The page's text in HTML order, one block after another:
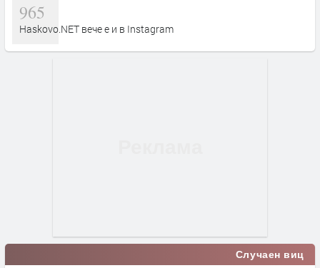
965
Haskovo.NET вече е и в Instagram
Случаен виц